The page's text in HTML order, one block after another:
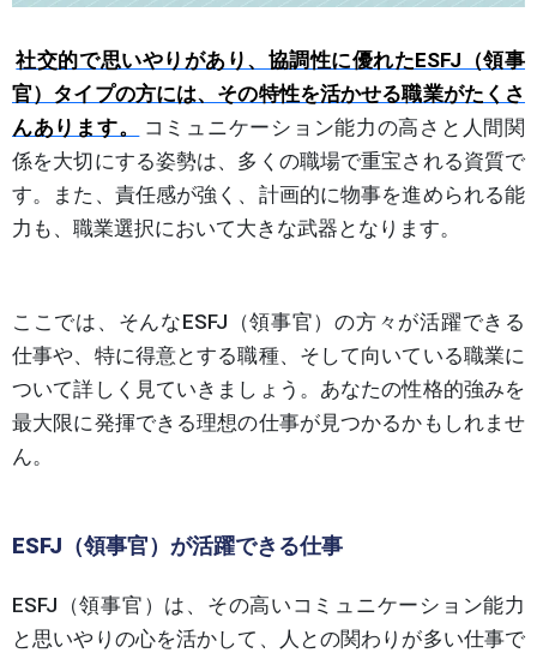
社交的で思いやりがあり、協調性に優れたESFJ（領事
官）タイプの方には、その特性を活かせる職業がたくさ
んあります。
コミュニケーション能力の高さと人間関
係を大切にする姿勢は、多くの職場で重宝される資質で
す。また、責任感が強く、計画的に物事を進められる能
力も、職業選択において大きな武器となります。
ここでは、そんなESFJ（領事官）の方々が活躍できる
仕事や、特に得意とする職種、そして向いている職業に
ついて詳しく見ていきましょう。あなたの性格的強みを
最大限に発揮できる理想の仕事が見つかるかもしれませ
ん。
ESFJ（領事官）が活躍できる仕事
ESFJ（領事官）は、その高いコミュニケーション能力
と思いやりの心を活かして、人との関わりが多い仕事で